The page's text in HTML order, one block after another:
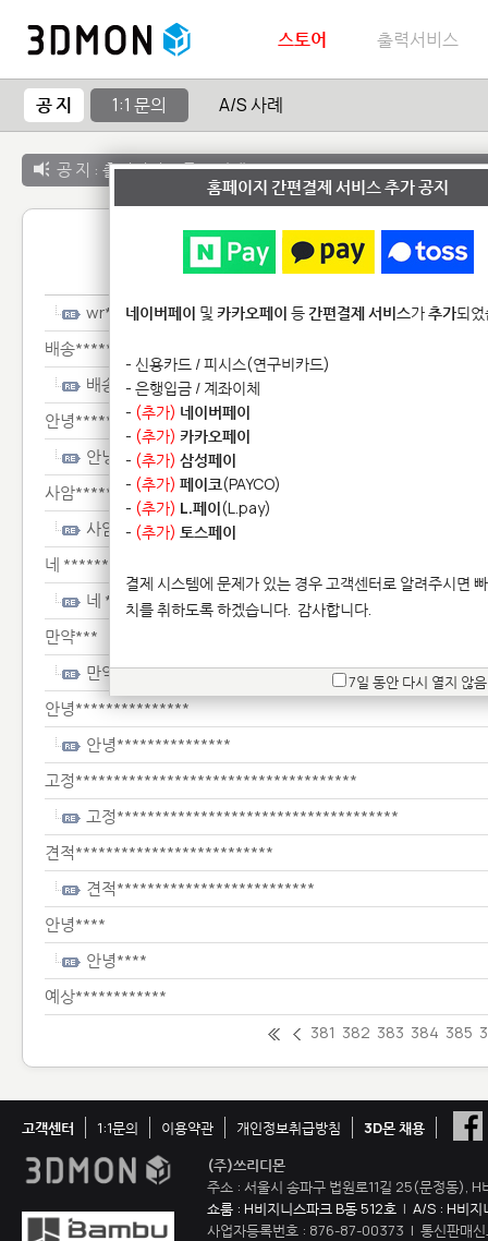
스토어 출력서비스
공 지 1:1 문의 A/S 사례
공 지 : 출력서비스 종료 안내
1:1 문
wr************************
배송********
배송********
안녕******
안녕******
사암*******************************
사암*******************************
네 ******
네 ******
만약***
만약***
안녕***************
안녕***************
고정*************************************
고정*************************************
견적**************************
견적**************************
안녕****
안녕****
예상************
381 382 383 384 385
고객센터 1:1문의 이용약관 개인정보취급방침
3D몬 채용
(주)쓰리디몬
주소 : 서울시 송파구 법원로11길 25(문정동),
쇼룸 : H비지니스파크 B동 512호 | A/S : H비지
사업자등록번호 : 876-87-00373 | 통신판매
홈페이지 간편결제 서비스 추가 공지
네이버페이 및 카카오페이 등간편결제 서비스가추가되
- 신용카드 / 피시스(연구비카드)
- 은행입금 / 계좌이체
- (추가) 네이버페이
- (추가) 카카오페이
- (추가) 삼성페이
- (추가) 페이코(PAYCO)
- (추가) L.페이(L.pay)
- (추가) 토스페이
결제 시스템에 문제가 있는 경우 고객센터로 알려주시면
치를 취하도록 하겠습니다. 감사합니다.
7일 동안 다시 열지 않음